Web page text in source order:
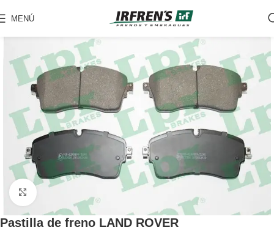
MENÚ
Pastilla de freno LAND ROVER